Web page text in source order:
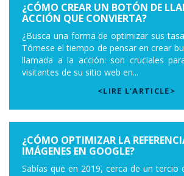
¿CÓMO CREAR UN BOTÓN DE
ACCIÓN QUE CONVIERTA?
¿Busca una forma de optimizar sus
Tómese el tiempo de pensar en crear
llamada a la acción: son cruciales
visitantes de su sitio web en...
<LIRE L’ARTICLE>
¿CÓMO OPTIMIZAR LA
IMÁGENES EN GOOGLE?
Sabías que en 2019, cerca de un tercio